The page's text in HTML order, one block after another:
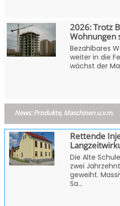
2026: Trotz
Wohnungen
Bezahlbares
weiter in die
wächst der
News: Produkte, Maschinen u.v.m.
Rettende
Die Alte
zwei
geweiht.
Sa...